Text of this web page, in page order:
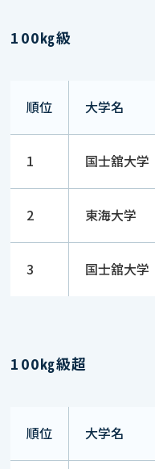
100㎏級
順位 大学名
1 国士舘大学
2 東海大学
3 国士舘大学
100㎏級超
順位 大学名